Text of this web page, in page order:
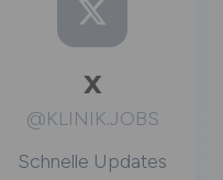
X
@KLINIK.JOBS
Schnelle Updates